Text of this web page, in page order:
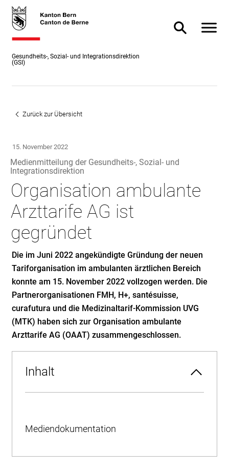
Direkt
zum
Inhalt
skiplink.toNavigation
skiplink.toStartPage
Direkt
Suche
Gesundheits-, Sozial- und Integrationsdirektion
(GSI)
Suche ein-
15. November 2022
Zurück zur Übersicht
Medienmitteilung der Gesundheits-, Sozial- und
Integrationsdirektion
Organisation ambulante
Arzttarife AG ist
gegründet
Die im Juni 2022 angekündigte Gründung der neuen
Tariforganisation im ambulanten ärztlichen Bereich
konnte am 15. November 2022 vollzogen werden. Die
Partnerorganisationen FMH, H+, santésuisse,
curafutura und die Medizinaltarif-Kommission UVG
(MTK) haben sich zur Organisation ambulante
Arzttarife AG (OAAT) zusammengeschlossen.
Inhalt
Mediendokumentation